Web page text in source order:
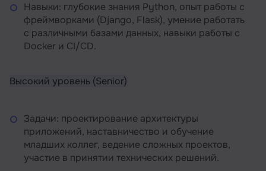
Навыки: глубокие знания Python, опыт работы с
фреймворками (Django, Flask), умение работать
с различными базами данных, навыки работы с
Docker и CI/CD.
Высокий уровень (Senior)
Задачи: проектирование архитектуры
приложений, наставничество и обучение
младших коллег, ведение сложных проектов,
участие в принятии технических решений.